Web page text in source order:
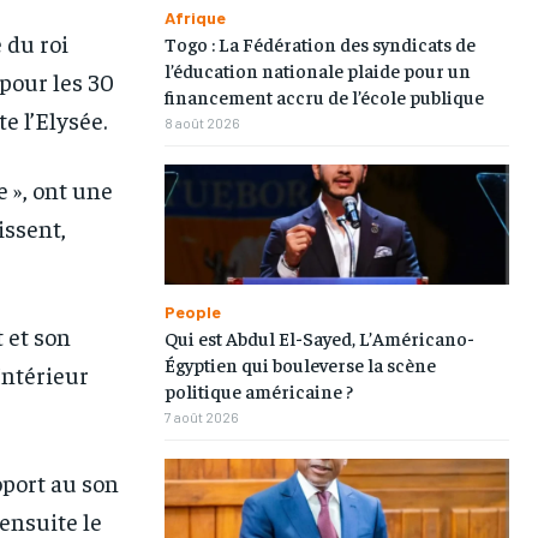
du roi
les 30
l’Elysée.
», ont une
son
au son
le
Afrique
Togo : La Fédération des syndicats de
l’éducation nationale plaide pour un
financement accru de l’école publique
8 août 2026
People
Qui est Abdul El-Sayed, L’Américano-
Égyptien qui bouleverse la scène
politique américaine ?
7 août 2026